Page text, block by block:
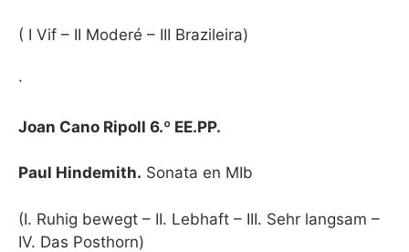
( I Vif – II Moderé – III Brazileira)
·
Joan Cano Ripoll 6.º EE.PP.
Paul Hindemith. Sonata en MIb
(I. Ruhig bewegt – II. Lebhaft – III. Sehr langsam –
IV. Das Posthorn)